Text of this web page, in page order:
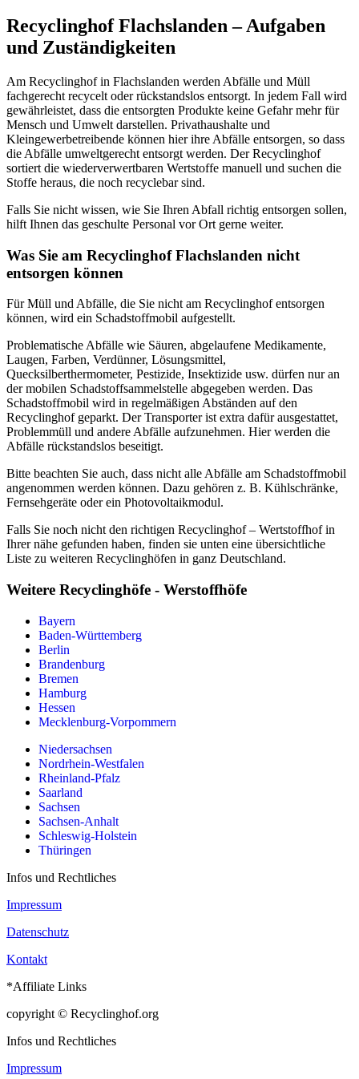
Recyclinghof Flachslanden – Aufgaben
und Zuständigkeiten
Am Recyclinghof in Flachslanden werden Abfälle und Müll
fachgerecht recycelt oder rückstandslos entsorgt. In jedem Fall wird
gewährleistet, dass die entsorgten Produkte keine Gefahr mehr für
Mensch und Umwelt darstellen. Privathaushalte und
Kleingewerbetreibende können hier ihre Abfälle entsorgen, so dass
die Abfälle umweltgerecht entsorgt werden. Der Recyclinghof
sortiert die wiederverwertbaren Wertstoffe manuell und suchen die
Stoffe heraus, die noch recyclebar sind.
Falls Sie nicht wissen, wie Sie Ihren Abfall richtig entsorgen sollen,
hilft Ihnen das geschulte Personal vor Ort gerne weiter.
Was Sie am Recyclinghof Flachslanden nicht
entsorgen können
Für Müll und Abfälle, die Sie nicht am Recyclinghof entsorgen
können, wird ein Schadstoffmobil aufgestellt.
Problematische Abfälle wie Säuren, abgelaufene Medikamente,
Laugen, Farben, Verdünner, Lösungsmittel,
Quecksilberthermometer, Pestizide, Insektizide usw. dürfen nur an
der mobilen Schadstoffsammelstelle abgegeben werden. Das
Schadstoffmobil wird in regelmäßigen Abständen auf den
Recyclinghof geparkt. Der Transporter ist extra dafür ausgestattet,
Problemmüll und andere Abfälle aufzunehmen. Hier werden die
Abfälle rückstandslos beseitigt.
Bitte beachten Sie auch, dass nicht alle Abfälle am Schadstoffmobil
angenommen werden können. Dazu gehören z. B. Kühlschränke,
Fernsehgeräte oder ein Photovoltaikmodul.
Falls Sie noch nicht den richtigen Recyclinghof – Wertstoffhof in
Ihrer nähe gefunden haben, finden sie unten eine übersichtliche
Liste zu weiteren Recyclinghöfen in ganz Deutschland.
Weitere Recyclinghöfe - Werstoffhöfe
Bayern
Baden-Württemberg
Berlin
Brandenburg
Bremen
Hamburg
Hessen
Mecklenburg-Vorpommern
Niedersachsen
Nordrhein-Westfalen
Rheinland-Pfalz
Saarland
Sachsen
Sachsen-Anhalt
Schleswig-Holstein
Thüringen
Infos und Rechtliches
Impressum
Datenschutz
Kontakt
*Affiliate Links
copyright © Recyclinghof.org
Infos und Rechtliches
Impressum